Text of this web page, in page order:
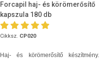
Forcapil haj- és körömerősítő
kapszula 180 db
Cikksz. CP020
Haj- és körömerősítő készítmény.